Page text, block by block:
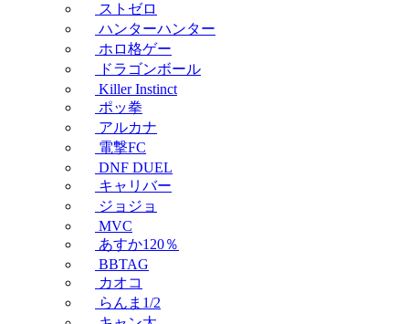
ストゼロ
ハンターハンター
ホロ格ゲー
ドラゴンボール
Killer Instinct
ポッ拳
アルカナ
電撃FC
DNF DUEL
キャリバー
ジョジョ
MVC
あすか120％
BBTAG
カオコ
らんま1/2